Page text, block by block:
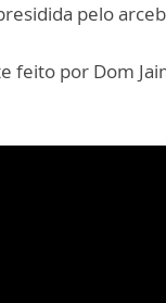
pelo
feito por Dom